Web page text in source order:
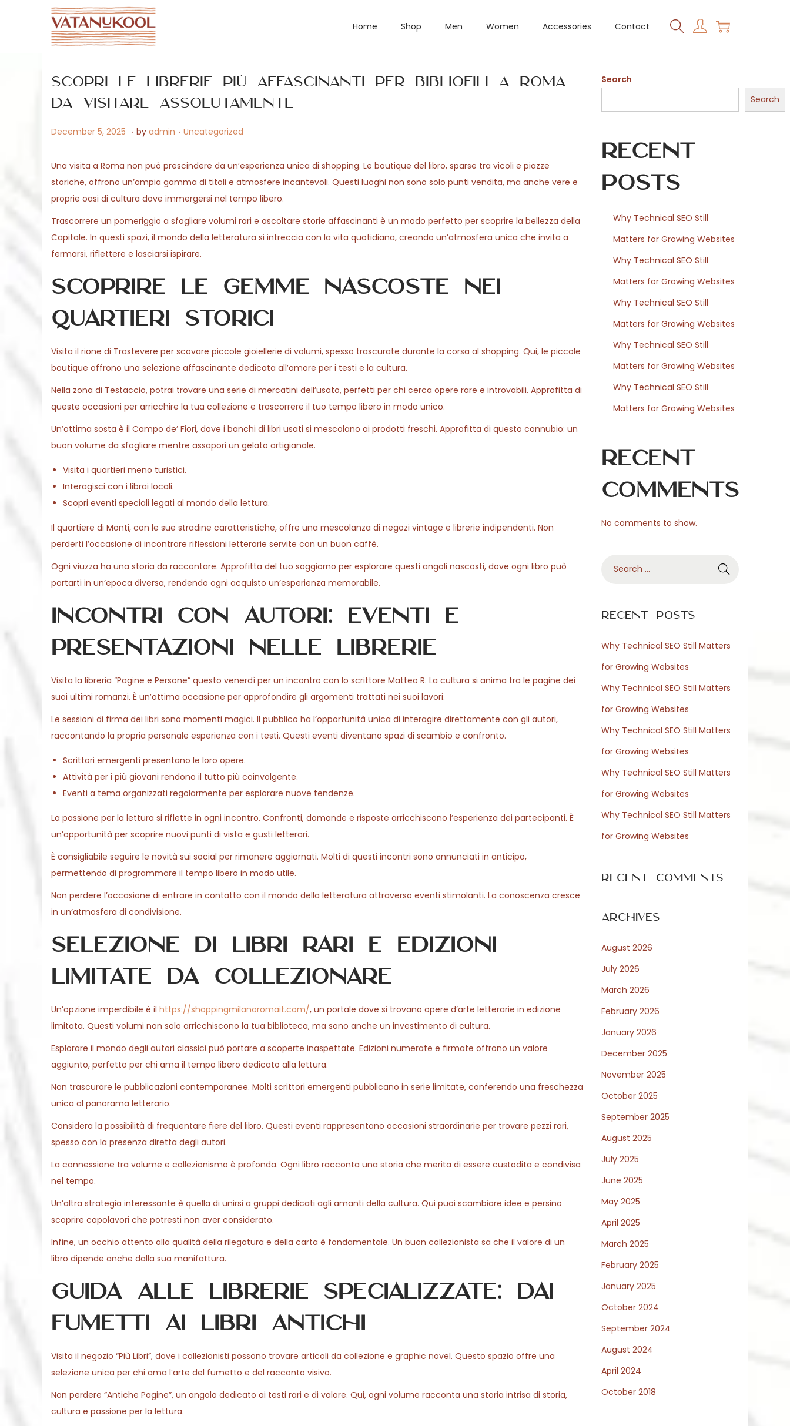
S
p
t
n
v
i
g
n
S
p
t
c
n
t
e
Home Shop Men Women Accessories Contact
Scopri le librerie più affascinanti per bibliofili a Roma
da visitare assolutamente
P
s
t
e
December 5, 2025 M
y
1
5
0
6
. by admin . P
s
t
e
i
Uncategorized
Una visita a Roma non può prescindere da un’esperienza unica di shopping. Le boutique del libro, sparse tra vicoli e piazze
storiche, offrono un’ampia gamma di titoli e atmosfere incantevoli. Questi luoghi non sono solo punti vendita, ma anche vere e
proprie oasi di cultura dove immergersi nel tempo libero.
Trascorrere un pomeriggio a sfogliare volumi rari e ascoltare storie affascinanti è un modo perfetto per scoprire la bellezza della
Capitale. In questi spazi, il mondo della letteratura si intreccia con la vita quotidiana, creando un’atmosfera unica che invita a
fermarsi, riflettere e lasciarsi ispirare.
Scoprire le gemme nascoste nei
quartieri storici
Visita il rione di Trastevere per scovare piccole gioiellerie di volumi, spesso trascurate durante la corsa al shopping. Qui, le piccole
boutique offrono una selezione affascinante dedicata all’amore per i testi e la cultura.
Nella zona di Testaccio, potrai trovare una serie di mercatini dell’usato, perfetti per chi cerca opere rare e introvabili. Approfitta di
queste occasioni per arricchire la tua collezione e trascorrere il tuo tempo libero in modo unico.
Un’ottima sosta è il Campo de’ Fiori, dove i banchi di libri usati si mescolano ai prodotti freschi. Approfitta di questo connubio: un
buon volume da sfogliare mentre assapori un gelato artigianale.
Visita i quartieri meno turistici.
Interagisci con i librai locali.
Scopri eventi speciali legati al mondo della lettura.
Il quartiere di Monti, con le sue stradine caratteristiche, offre una mescolanza di negozi vintage e librerie indipendenti. Non
perderti l’occasione di incontrare riflessioni letterarie servite con un buon caffè.
Ogni viuzza ha una storia da raccontare. Approfitta del tuo soggiorno per esplorare questi angoli nascosti, dove ogni libro può
portarti in un’epoca diversa, rendendo ogni acquisto un’esperienza memorabile.
Incontri con autori: eventi e
presentazioni nelle librerie
Visita la libreria “Pagine e Persone” questo venerdì per un incontro con lo scrittore Matteo R. La cultura si anima tra le pagine dei
suoi ultimi romanzi. È un’ottima occasione per approfondire gli argomenti trattati nei suoi lavori.
Le sessioni di firma dei libri sono momenti magici. Il pubblico ha l’opportunità unica di interagire direttamente con gli autori,
raccontando la propria personale esperienza con i testi. Questi eventi diventano spazi di scambio e confronto.
Scrittori emergenti presentano le loro opere.
Attività per i più giovani rendono il tutto più coinvolgente.
Eventi a tema organizzati regolarmente per esplorare nuove tendenze.
La passione per la lettura si riflette in ogni incontro. Confronti, domande e risposte arricchiscono l’esperienza dei partecipanti. È
un’opportunità per scoprire nuovi punti di vista e gusti letterari.
È consigliabile seguire le novità sui social per rimanere aggiornati. Molti di questi incontri sono annunciati in anticipo,
permettendo di programmare il tempo libero in modo utile.
Non perdere l’occasione di entrare in contatto con il mondo della letteratura attraverso eventi stimolanti. La conoscenza cresce
in un’atmosfera di condivisione.
Selezione di libri rari e edizioni
limitate da collezionare
Un’opzione imperdibile è il https://shoppingmilanoromait.com/, un portale dove si trovano opere d’arte letterarie in edizione
limitata. Questi volumi non solo arricchiscono la tua biblioteca, ma sono anche un investimento di cultura.
Esplorare il mondo degli autori classici può portare a scoperte inaspettate. Edizioni numerate e firmate offrono un valore
aggiunto, perfetto per chi ama il tempo libero dedicato alla lettura.
Non trascurare le pubblicazioni contemporanee. Molti scrittori emergenti pubblicano in serie limitate, conferendo una freschezza
unica al panorama letterario.
Considera la possibilità di frequentare fiere del libro. Questi eventi rappresentano occasioni straordinarie per trovare pezzi rari,
spesso con la presenza diretta degli autori.
La connessione tra volume e collezionismo è profonda. Ogni libro racconta una storia che merita di essere custodita e condivisa
nel tempo.
Un’altra strategia interessante è quella di unirsi a gruppi dedicati agli amanti della cultura. Qui puoi scambiare idee e persino
scoprire capolavori che potresti non aver considerato.
Infine, un occhio attento alla qualità della rilegatura e della carta è fondamentale. Un buon collezionista sa che il valore di un
libro dipende anche dalla sua manifattura.
Guida alle librerie specializzate: dai
fumetti ai libri antichi
Visita il negozio “Più Libri”, dove i collezionisti possono trovare articoli da collezione e graphic novel. Questo spazio offre una
selezione unica per chi ama l’arte del fumetto e del racconto visivo.
Non perdere “Antiche Pagine”, un angolo dedicato ai testi rari e di valore. Qui, ogni volume racconta una storia intrisa di storia,
cultura e passione per la lettura.
Search
Search
Recent
Posts
Why Technical SEO Still
Matters for Growing Websites
Why Technical SEO Still
Matters for Growing Websites
Why Technical SEO Still
Matters for Growing Websites
Why Technical SEO Still
Matters for Growing Websites
Why Technical SEO Still
Matters for Growing Websites
Recent
Comments
No comments to show.
r
h
f
r
:
Recent Posts
Why Technical SEO Still Matters
for Growing Websites
Why Technical SEO Still Matters
for Growing Websites
Why Technical SEO Still Matters
for Growing Websites
Why Technical SEO Still Matters
for Growing Websites
Why Technical SEO Still Matters
for Growing Websites
Recent Comments
Archives
August 2026
July 2026
March 2026
February 2026
January 2026
December 2025
November 2025
October 2025
September 2025
August 2025
July 2025
June 2025
May 2025
April 2025
March 2025
February 2025
January 2025
October 2024
September 2024
August 2024
April 2024
October 2018